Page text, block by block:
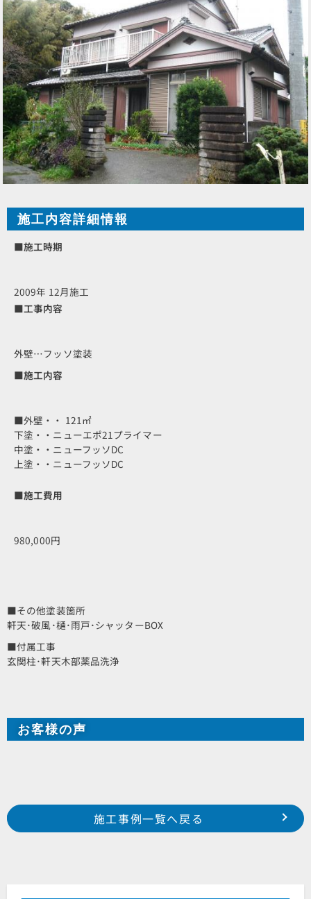
施工内容詳細情報
■施工時期
2009年 12月施工
■工事内容
外壁…フッソ塗装
■施工内容
■外壁・・ 121㎡
下塗・・ニューエポ21プライマー
中塗・・ニューフッソDC
上塗・・ニューフッソDC
■施工費用
980,000円
■その他塗装箇所
軒天･破風･樋･雨戸･シャッターBOX
■付属工事
玄関柱･軒天木部薬品洗浄
お客様の声
Prev
中区 鴨江 H様邸
磐田市 東貝塚 I様邸
施工事例一覧へ戻る